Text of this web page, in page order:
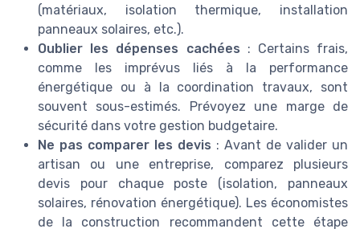
(matériaux, isolation thermique, installation
panneaux solaires, etc.).
Oublier les dépenses cachées : Certains frais,
comme les imprévus liés à la performance
énergétique ou à la coordination travaux, sont
souvent sous-estimés. Prévoyez une marge de
sécurité dans votre gestion budgetaire.
Ne pas comparer les devis : Avant de valider un
artisan ou une entreprise, comparez plusieurs
devis pour chaque poste (isolation, panneaux
solaires, rénovation énergétique). Les économistes
de la construction recommandent cette étape